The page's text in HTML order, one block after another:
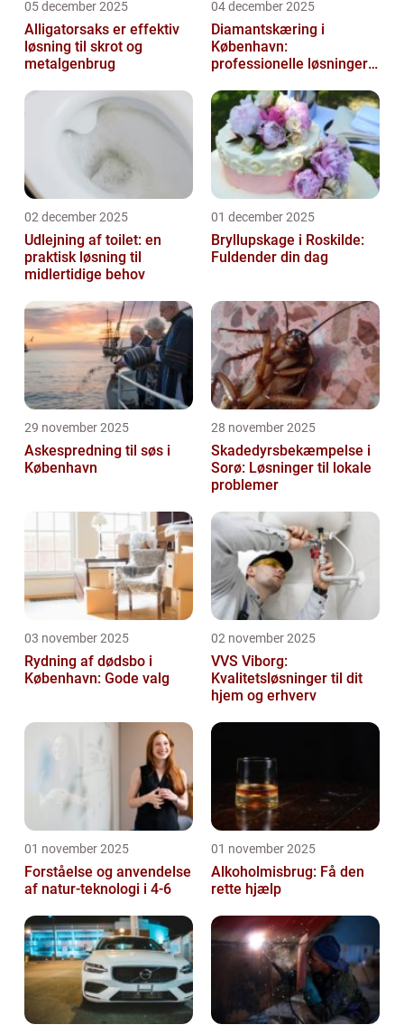
05 december 2025
Alligatorsaks er effektiv
løsning til skrot og
metalgenbrug
04 december 2025
Diamantskæring i
København:
professionelle løsninger
02 december 2025
Udlejning af toilet: en
praktisk løsning til
midlertidige behov
01 december 2025
Bryllupskage i Roskilde:
Fuldender din dag
29 november 2025
Askespredning til søs i
København
28 november 2025
Skadedyrsbekæmpelse i
Sorø: Løsninger til lokale
problemer
03 november 2025
Rydning af dødsbo i
København: Gode valg
02 november 2025
VVS Viborg:
Kvalitetsløsninger til dit
hjem og erhverv
01 november 2025
Forståelse og anvendelse
af natur-teknologi i 4-6
01 november 2025
Alkoholmisbrug: Få den
rette hjælp